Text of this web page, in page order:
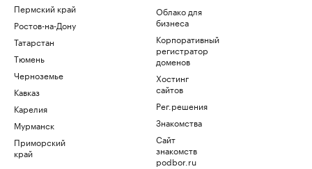
Пермский край
Ростов-на-Дону
Татарстан
Тюмень
Черноземье
Кавказ
Карелия
Мурманск
Приморский
край
Облако для
бизнеса
Корпоративный
регистратор
доменов
Хостинг
сайтов
Рег.решения
Знакомства
Сайт
знакомств
podbor.ru